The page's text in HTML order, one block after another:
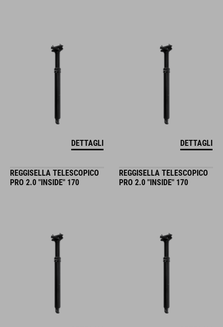
DETTAGLI DETTAGLI
REGGISELLA TELESCOPICO
PRO 2.0 "INSIDE" 170
REGGISELLA TELESCOPICO
PRO 2.0 "INSIDE" 170